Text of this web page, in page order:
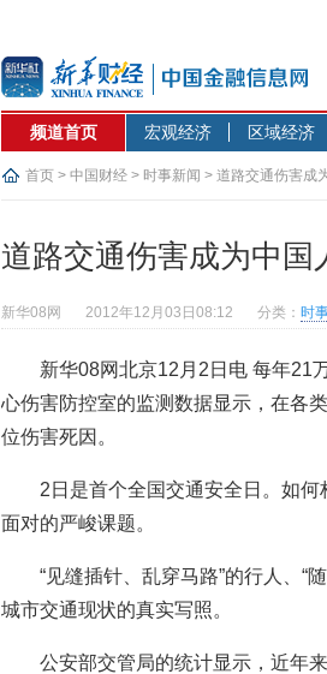
频道首页 宏观经济 区域经济
首页 > 中国财经 > 时事新闻 > 道路交通伤害成
道路交通伤害成为中
新华08网 2012年12月03日08:12 分类： 时
新华08网北京12月2日电 每年
心伤害防控室的监测数据显示，在各
位伤害死因。
2日是首个全国交通安全日。如
面对的严峻课题。
“见缝插针、乱穿马路”的行人、“
城市交通现状的真实写照。
公安部交管局的统计显示，近年